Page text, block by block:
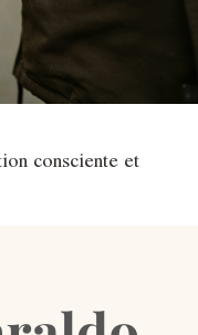
consciente et